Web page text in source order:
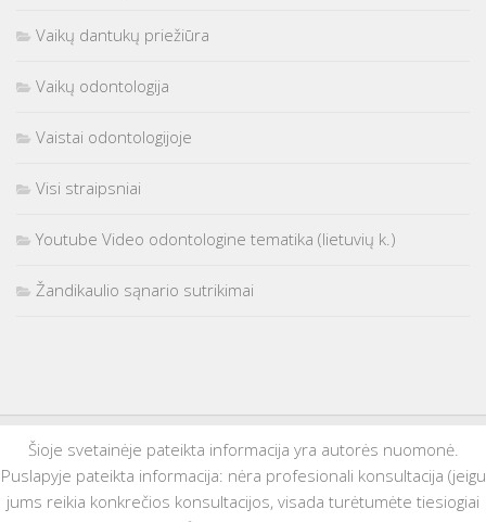
Vaikų dantukų priežiūra
Vaikų odontologija
Vaistai odontologijoje
Visi straipsniai
Youtube Video odontologine tematika (lietuvių k.)
Žandikaulio sąnario sutrikimai
Šioje svetainėje pateikta informacija yra autorės nuomonė.
Puslapyje pateikta informacija: nėra profesionali konsultacija (jeigu
jums reikia konkrečios konsultacijos, visada turėtumėte tiesiogiai